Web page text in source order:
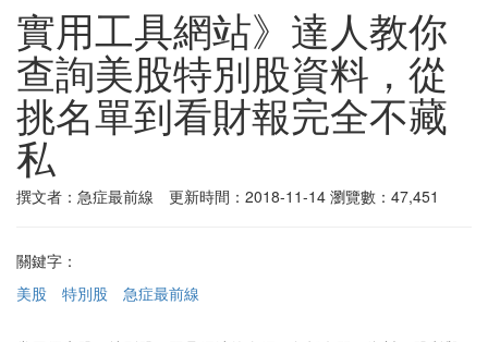
實用工具網站》達人教你
查詢美股特別股資料，從
挑名單到看財報完全不藏
私
撰文者：急症最前線 更新時間：2018-11-14 瀏覽數：47,451
關鍵字：
美股
特別股 急症最前線